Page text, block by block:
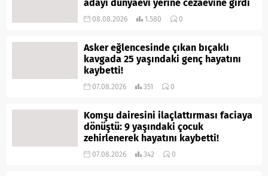
adayı dünyaevi yerine cezaevine girdi
08.08.2026 1.580 0
Asker eğlencesinde çıkan bıçaklı
kavgada 25 yaşındaki genç hayatını
kaybetti!
07.08.2026 351 0
Komşu dairesini ilaçlattırması faciaya
dönüştü: 9 yaşındaki çocuk
zehirlenerek hayatını kaybetti!
07.08.2026 342 0